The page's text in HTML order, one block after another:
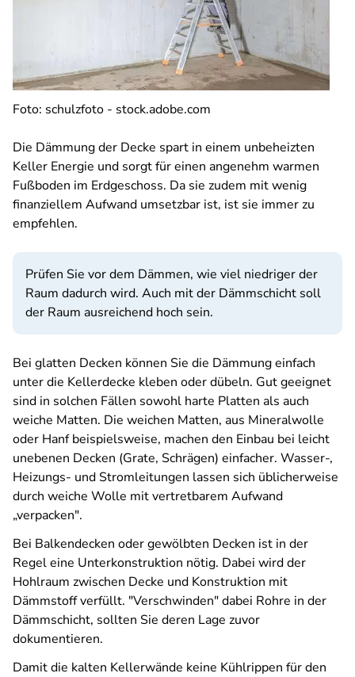
Foto: schulzfoto - stock.adobe.com
Die Dämmung der Decke spart in einem unbeheizten
Keller Energie und sorgt für einen angenehm warmen
Fußboden im Erdgeschoss. Da sie zudem mit wenig
finanziellem Aufwand umsetzbar ist, ist sie immer zu
empfehlen.
Prüfen Sie vor dem Dämmen, wie viel niedriger der
Raum dadurch wird. Auch mit der Dämmschicht soll
der Raum ausreichend hoch sein.
Bei glatten Decken können Sie die Dämmung einfach
unter die Kellerdecke kleben oder dübeln. Gut geeignet
sind in solchen Fällen sowohl harte Platten als auch
weiche Matten. Die weichen Matten, aus Mineralwolle
oder Hanf beispielsweise, machen den Einbau bei leicht
unebenen Decken (Grate, Schrägen) einfacher. Wasser-,
Heizungs- und Stromleitungen lassen sich üblicherweise
durch weiche Wolle mit vertretbarem Aufwand
„verpacken".
Bei Balkendecken oder gewölbten Decken ist in der
Regel eine Unterkonstruktion nötig. Dabei wird der
Hohlraum zwischen Decke und Konstruktion mit
Dämmstoff verfüllt. "Verschwinden" dabei Rohre in der
Dämmschicht, sollten Sie deren Lage zuvor
dokumentieren.
Damit die kalten Kellerwände keine Kühlrippen für den